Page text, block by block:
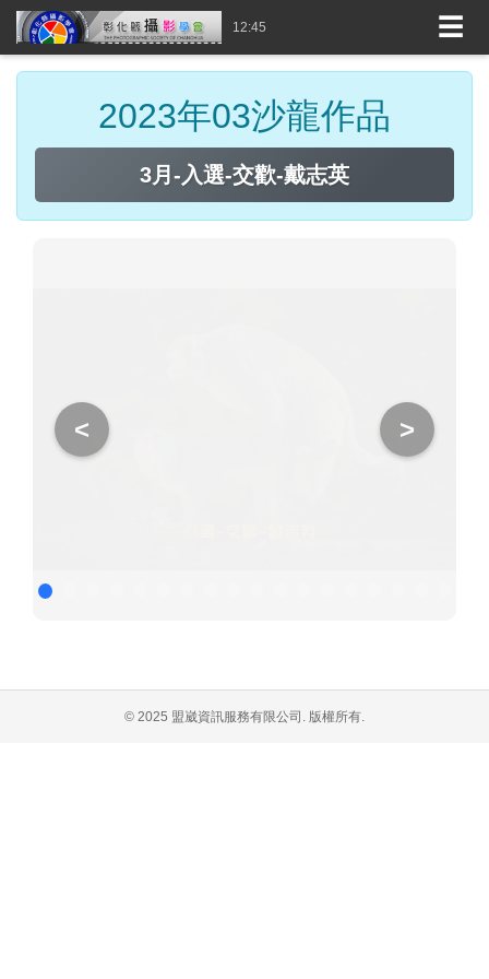
12:45 ☰
2023年03沙龍作品
3月-入選-竹林深處-吳(糸秀)華
< >
© 2025 盟崴資訊服務有限公司. 版權所有.